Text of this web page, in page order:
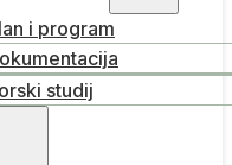
i program
studij